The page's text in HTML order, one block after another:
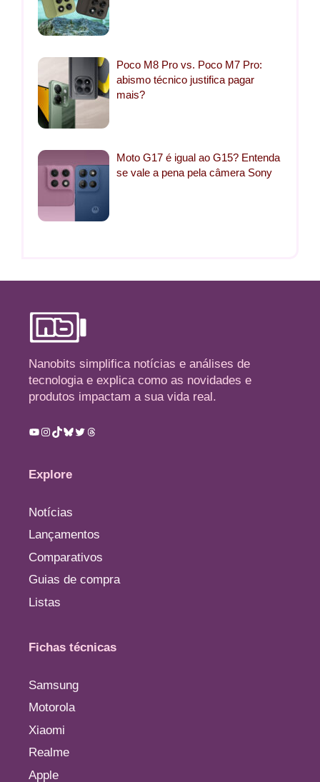
Poco M8 Pro vs. Poco M7 Pro:
abismo técnico justifica pagar
mais?
Moto G17 é igual ao G15? Entenda
se vale a pena pela câmera Sony
Nanobits simplifica notícias e análises de
tecnologia e explica como as novidades e
produtos impactam a sua vida real.
Youtube
Instagram
TikTok
Bluesky
TwitterThreads
Explore
Notícias
Lançamentos
Comparativos
Guias de compra
Listas
Fichas técnicas
Samsung
Motorola
Xiaomi
Realme
Apple